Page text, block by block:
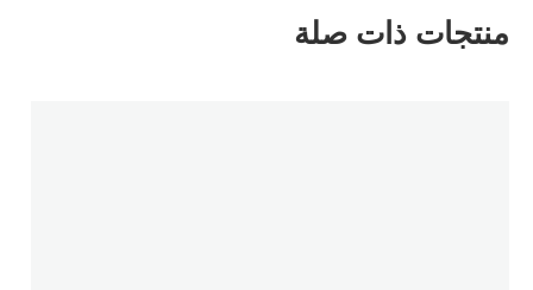
منتجات ذات صلة